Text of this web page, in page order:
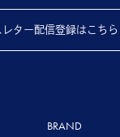
ター配信登録はこちら
BRAND